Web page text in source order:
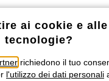
e cookie Gestione dei
legali Diritto di
ai cookie e
tecnologie?
richiedono il tuo
l'utilizzo dei dati personali